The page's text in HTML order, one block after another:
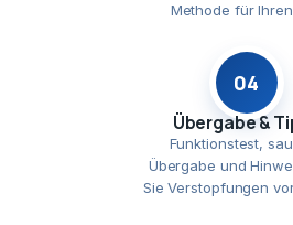
Methode für Ihren
04
Übergabe &
Funktionstest,
Übergabe und
Sie Verstopfungen